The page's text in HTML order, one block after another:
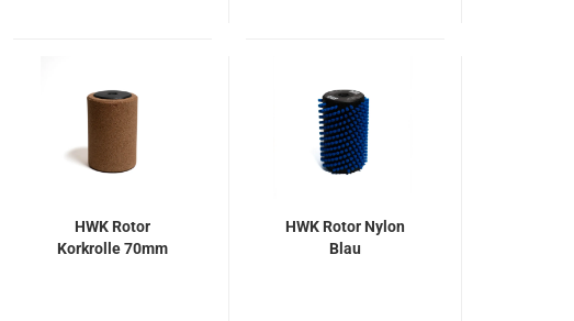
HWK Rotor
Korkrolle 70mm
HWK Rotor Nylon
Blau